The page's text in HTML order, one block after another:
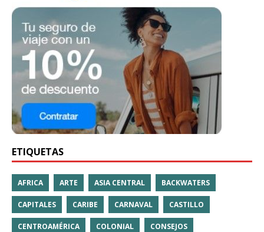
ETIQUETAS
AFRICA ARTE ASIA CENTRAL BACKWATERS
CAPITALES CARIBE CARNAVAL CASTILLO
CENTROAMÉRICA COLONIAL CONSEJOS